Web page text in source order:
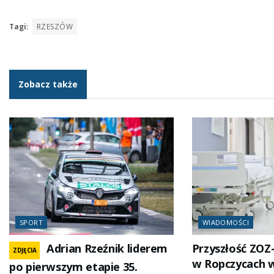
Tagi: RZESZÓW
Zobacz także
SPORT
ZDJĘCIA
Adrian Rzeźnik liderem
po pierwszym etapie 35.
WIADOMOŚCI
Przyszłość
w Ropczycach